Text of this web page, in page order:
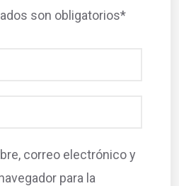
son obligatorios*
correo electrónico y
para la